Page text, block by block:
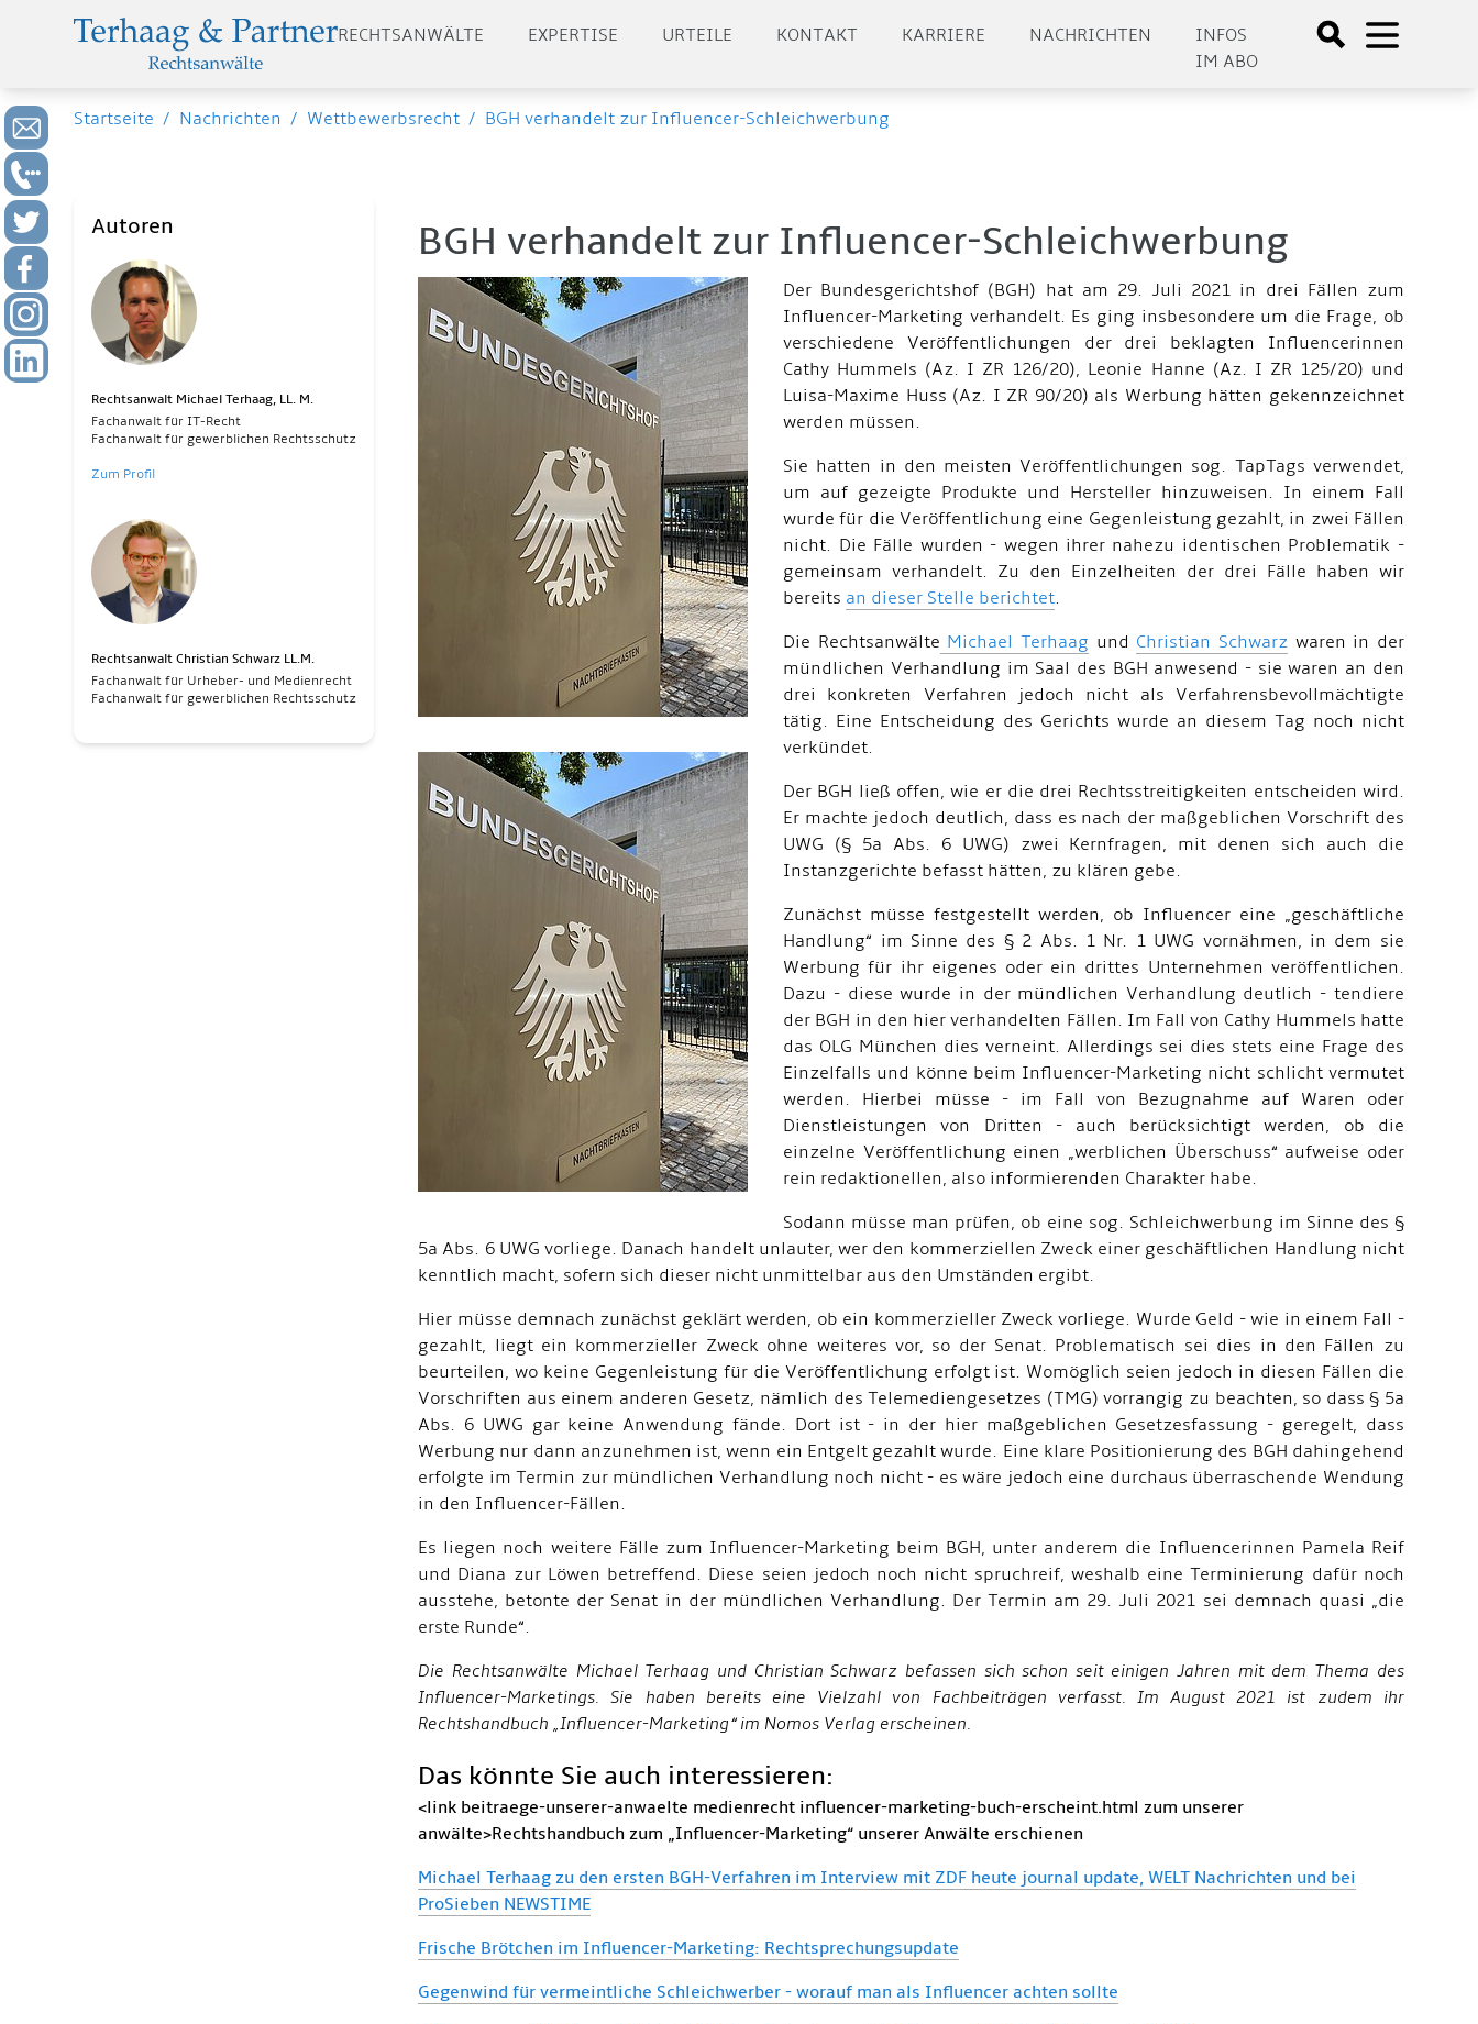
RECHTSANWÄLTE EXPERTISE URTEILE KONTAKT KARRIERE NACHRICHTEN
INFOS
IM ABO
Startseite / Nachrichten / Wettbewerbsrecht / BGH verhandelt zur Influencer-Schleichwerbung
Autoren
Rechtsanwalt Michael Terhaag, LL. M.
Fachanwalt für IT-Recht
Fachanwalt für gewerblichen Rechtsschutz
Zum Profil
Rechtsanwalt Christian Schwarz LL.M.
Fachanwalt für Urheber- und Medienrecht
Fachanwalt für gewerblichen Rechtsschutz
BGH verhandelt zur Influencer-Schleichwerbung
Der Bundesgerichtshof (BGH) hat am 29. Juli 2021 in drei Fällen zum
Influencer-Marketing verhandelt. Es ging insbesondere um die Frage, ob
verschiedene Veröffentlichungen der drei beklagten Influencerinnen
Cathy Hummels (Az. I ZR 126/20), Leonie Hanne (Az. I ZR 125/20) und
Luisa-Maxime Huss (Az. I ZR 90/20) als Werbung hätten gekennzeichnet
werden müssen.
Sie hatten in den meisten Veröffentlichungen sog. TapTags verwendet,
um auf gezeigte Produkte und Hersteller hinzuweisen. In einem Fall
wurde für die Veröffentlichung eine Gegenleistung gezahlt, in zwei Fällen
nicht. Die Fälle wurden - wegen ihrer nahezu identischen Problematik -
gemeinsam verhandelt. Zu den Einzelheiten der drei Fälle haben wir
bereits an dieser Stelle berichtet.
Die Rechtsanwälte Michael Terhaag und Christian Schwarzwaren in der
mündlichen Verhandlung im Saal des BGH anwesend - sie waren an den
drei konkreten Verfahren jedoch nicht als Verfahrensbevollmächtigte
tätig. Eine Entscheidung des Gerichts wurde an diesem Tag noch nicht
verkündet.
Der BGH ließ offen, wie er die drei Rechtsstreitigkeiten entscheiden wird.
Er machte jedoch deutlich, dass es nach der maßgeblichen Vorschrift des
UWG (§ 5a Abs. 6 UWG) zwei Kernfragen, mit denen sich auch die
Instanzgerichte befasst hätten, zu klären gebe.
Zunächst müsse festgestellt werden, ob Influencer eine „geschäftliche
Handlung“ im Sinne des § 2 Abs. 1 Nr. 1 UWG vornähmen, in dem sie
Werbung für ihr eigenes oder ein drittes Unternehmen veröffentlichen.
Dazu - diese wurde in der mündlichen Verhandlung deutlich - tendiere
der BGH in den hier verhandelten Fällen. Im Fall von Cathy Hummels hatte
das OLG München dies verneint. Allerdings sei dies stets eine Frage des
Einzelfalls und könne beim Influencer-Marketing nicht schlicht vermutet
werden. Hierbei müsse - im Fall von Bezugnahme auf Waren oder
Dienstleistungen von Dritten - auch berücksichtigt werden, ob die
einzelne Veröffentlichung einen „werblichen Überschuss“ aufweise oder
rein redaktionellen, also informierenden Charakter habe.
Sodann müsse man prüfen, ob eine sog. Schleichwerbung im Sinne des §
5a Abs. 6 UWG vorliege. Danach handelt unlauter, wer den kommerziellen Zweck einer geschäftlichen Handlung nicht
kenntlich macht, sofern sich dieser nicht unmittelbar aus den Umständen ergibt.
Hier müsse demnach zunächst geklärt werden, ob ein kommerzieller Zweck vorliege. Wurde Geld - wie in einem Fall -
gezahlt, liegt ein kommerzieller Zweck ohne weiteres vor, so der Senat. Problematisch sei dies in den Fällen zu
beurteilen, wo keine Gegenleistung für die Veröffentlichung erfolgt ist. Womöglich seien jedoch in diesen Fällen die
Vorschriften aus einem anderen Gesetz, nämlich des Telemediengesetzes (TMG) vorrangig zu beachten, so dass § 5a
Abs. 6 UWG gar keine Anwendung fände. Dort ist - in der hier maßgeblichen Gesetzesfassung - geregelt, dass
Werbung nur dann anzunehmen ist, wenn ein Entgelt gezahlt wurde. Eine klare Positionierung des BGH dahingehend
erfolgte im Termin zur mündlichen Verhandlung noch nicht - es wäre jedoch eine durchaus überraschende Wendung
in den Influencer-Fällen.
Es liegen noch weitere Fälle zum Influencer-Marketing beim BGH, unter anderem die Influencerinnen Pamela Reif
und Diana zur Löwen betreffend. Diese seien jedoch noch nicht spruchreif, weshalb eine Terminierung dafür noch
ausstehe, betonte der Senat in der mündlichen Verhandlung. Der Termin am 29. Juli 2021 sei demnach quasi „die
erste Runde“.
Die Rechtsanwälte Michael Terhaag und Christian Schwarz befassen sich schon seit einigen Jahren mit dem Thema des
Influencer-Marketings. Sie haben bereits eine Vielzahl von Fachbeiträgen verfasst. Im August 2021 ist zudem ihr
Rechtshandbuch „Influencer-Marketing“ im Nomos Verlag erscheinen.
Das könnte Sie auch interessieren:
<link beitraege-unserer-anwaelte medienrecht influencer-marketing-buch-erscheint.html zum unserer
anwälte>Rechtshandbuch zum „Influencer-Marketing“ unserer Anwälte erschienen
Michael Terhaag zu den ersten BGH-Verfahren im Interview mit ZDF heute journal update, WELT Nachrichten und bei
ProSieben NEWSTIME
Frische Brötchen im Influencer-Marketing: Rechtsprechungsupdate
Gegenwind für vermeintliche Schleichwerber - worauf man als Influencer achten sollte